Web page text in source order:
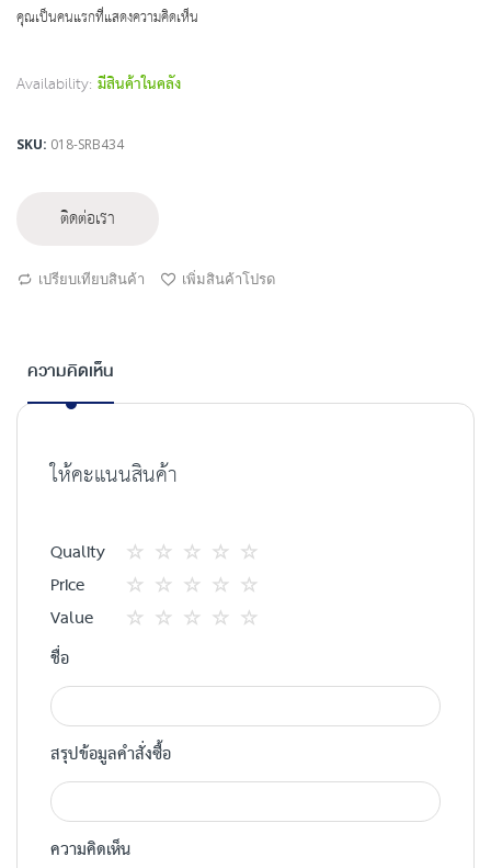
คุณเป็นคนแรกที่แสดงความคิดเห็น
Availability: มีสินค้าในคลัง
SKU 018-SRB434
ติดต่อเรา
เปรียบเทียบสินค้า เพิ่มสินค้าโปรด
ความคิดเห็น
ให้คะแนนสินค้า
Quality
1
star
2
ดาว
3
ดาว
4
ดาว
5
ดาว
Price
1
2
3
4
5
Value
ชื่อ
สรุปข้อมูลคำสั่งซื้อ
ความคิดเห็น